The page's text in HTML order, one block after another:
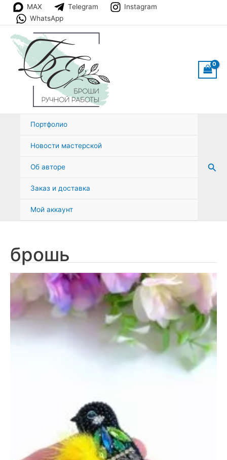
Перейти
содержимому
MAX Telegram
Instagram
WhatsApp
Портфолио
Новости мастерской
Об авторе
Заказ и доставка
Мой аккаунт
брошь